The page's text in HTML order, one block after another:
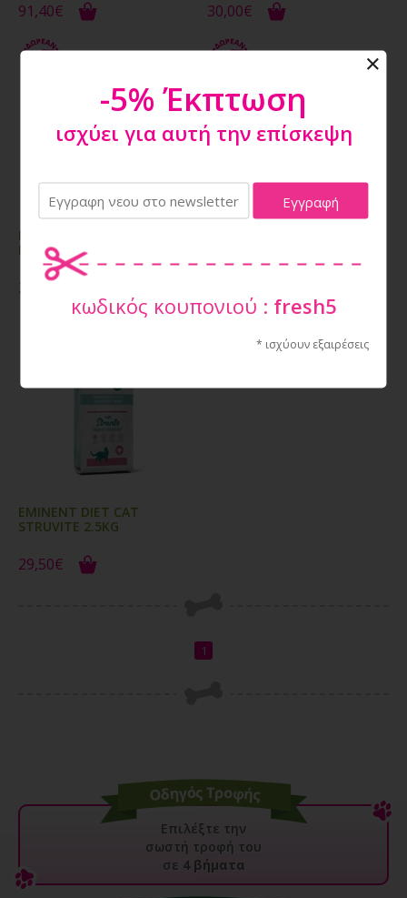
91,40€ 30,00€
EMINENT DIET DOG FIBER
BALANCE 2.5KG
29,90€
EMINENT DIET CAT
STRUVITE 2.5KG
29,50€
1
Επιλέξτε την
σωστή τροφή του
σε 4 βήματα
-5% Έκπτωση
ισχύει για αυτή την επίσκεψη
κωδικός κουπονιού : fresh5
* ισχύουν εξαιρέσεις